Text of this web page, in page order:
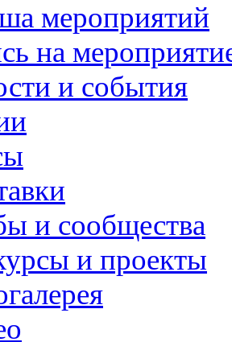
мероприятий
на
и события
и сообщества
и проекты